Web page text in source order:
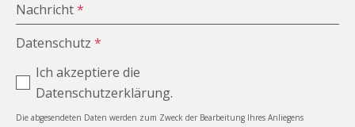
Nachricht*
Datenschutz*
Ich akzeptiere die
Datenschutzerklärung.
Die abgesendeten Daten werden zum Zweck der Bearbeitung Ihres Anliegens